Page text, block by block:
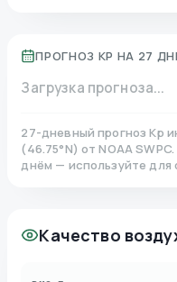
ПРОГНОЗ KP НА 27
Загрузка прогноза...
27-дневный прогноз Kp
(46.75°N)от NOAA
днём — используйте для
Качество